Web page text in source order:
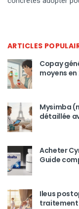
ARTICLES
Copay
moyens en
Mysimba
détaillée
Acheter
Guide
Ileus